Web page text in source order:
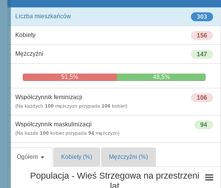
303
Liczba mieszkańców
156
Kobiety
147
Mężczyźni
51,5% 48,5%
106
Współczynnik feminizacji
(Na każdych 100 mężczyzn przypada 106 kobiet)
94
Współczynnik maskulinizacji
(Na każde 100 kobiet przypada 94 mężczyzn)
Ogółem Kobiety (%) Mężczyźni (%)
Populacja - Wieś Strzegowa na przestrzeni
lat